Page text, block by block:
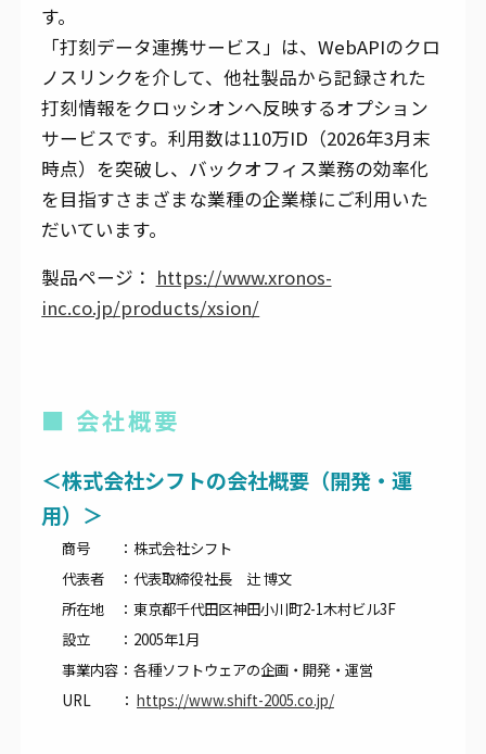
す。
「打刻データ連携サービス」は、WebAPIのクロ
ノスリンクを介して、他社製品から記録された
打刻情報をクロッシオンへ反映するオプション
サービスです。利用数は110万ID（2026年3月末
時点）を突破し、バックオフィス業務の効率化
を目指すさまざまな業種の企業様にご利用いた
だいています。
製品ページ： https://www.xronos-
inc.co.jp/products/xsion/
■ 会社概要
＜株式会社シフトの会社概要（開発・運
用）＞
商号 ： 株式会社シフト
代表者 ： 代表取締役社長 辻 博文
所在地 ： 東京都千代田区神田小川町2-1木村ビル3F
設立 ： 2005年1月
事業内容： 各種ソフトウェアの企画・開発・運営
URL ： https://www.shift-2005.co.jp/